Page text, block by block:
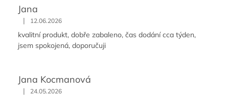
Jana
| 12.06.2026
kvalitní produkt, dobře zabaleno, čas dodání cca týden,
jsem spokojená, doporučuji
Jana Kocmanová
| 24.05.2026